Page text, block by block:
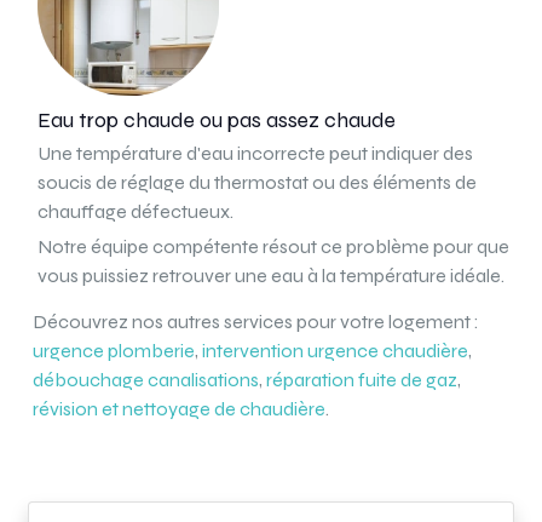
Eau trop chaude ou pas assez chaude
Une température d'eau incorrecte peut indiquer des
soucis de réglage du thermostat ou des éléments de
chauffage défectueux.
Notre équipe compétente résout ce problème pour que
vous puissiez retrouver une eau à la température idéale.
Découvrez nos autres services pour votre logement :
urgence plomberie, intervention urgence chaudière,
débouchage canalisations, réparation fuite de gaz,
révision et nettoyage de chaudière.